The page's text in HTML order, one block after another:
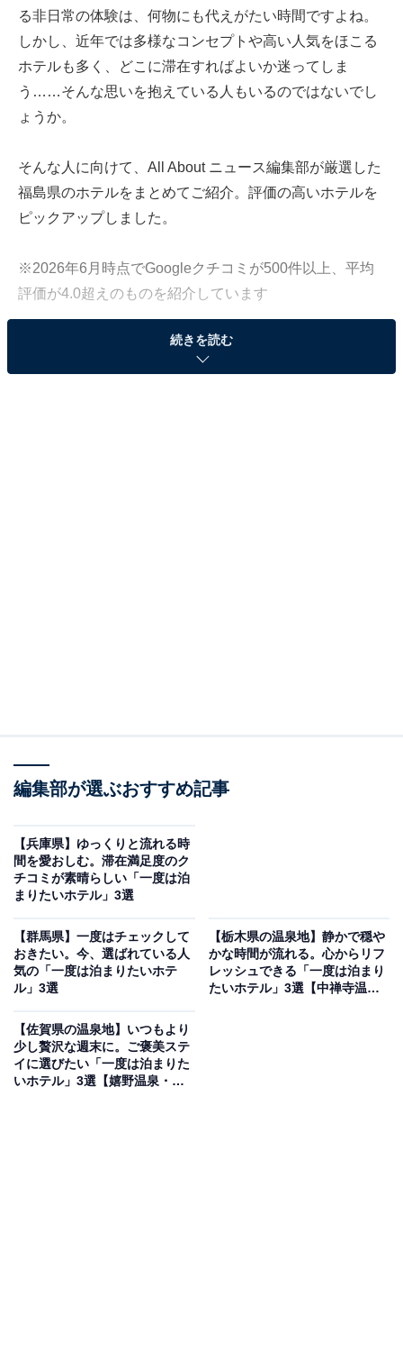
る非日常の体験は、何物にも代えがたい時間ですよね。
しかし、近年では多様なコンセプトや高い人気をほこる
ホテルも多く、どこに滞在すればよいか迷ってしま
う……そんな思いを抱えている人もいるのではないでし
ょうか。
そんな人に向けて、All About ニュース編集部が厳選した
福島県のホテルをまとめてご紹介。評価の高いホテルを
ピックアップしました。
※2026年6月時点でGoogleクチコミが500件以上、平均
評価が4.0超えのものを紹介しています
この記事の執筆者： All About ニュース お買
いもの部
Webサイトより）
「磐梯熱海温泉 ホテル華の湯」は、毎分427リットルの
豊富な湯量を誇る「美人の湯」をさまざまな湯舎で贅沢
に楽しめる宿です。最上階の「展望ひのき癒しの湯」や
趣向を凝らした「庭園露天風呂」など、館内での湯巡り
が人気。食事は「ツアービュッフェ」で、福島県産の牛
続きを読む
編集部が選ぶおすすめ記事
【兵庫県】ゆっくりと流れる時
間を愛おしむ。滞在満足度のク
チコミが素晴らしい「一度は泊
まりたいホテル」3選
【群馬県】一度はチェックして
おきたい。今、選ばれている人
気の「一度は泊まりたいホテ
ル」3選
【栃木県の温泉地】静かで穏や
かな時間が流れる。心からリフ
レッシュできる「一度は泊まり
たいホテル」3選【中禅寺温
【佐賀県の温泉地】いつもより
少し贅沢な週末に。ご褒美ステ
イに選びたい「一度は泊まりた
いホテル」3選【嬉野温泉・武